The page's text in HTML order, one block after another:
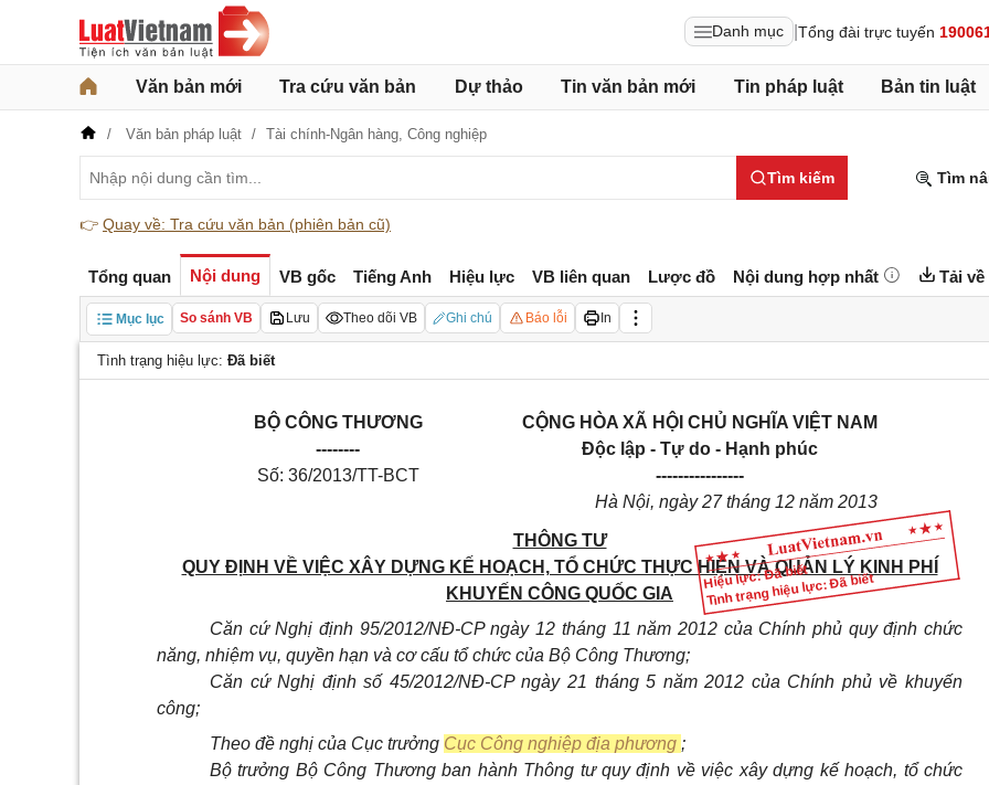
Danh mục Tổng đài trực tuyến
Văn bản mới Tra cứu văn bản Dự thảo Tin văn bản mới Tin pháp luật Bản tin luật
Văn bản pháp luật Tài chính-Ngân hàng, Công nghiệp
Tìm kiếm Tìm
👉 Quay về: Tra cứu văn bản (phiên bản cũ)
Tổng quan Nội dung VB gốc Tiếng Anh Hiệu lực VB liên quan Lược đồ Nội dung hợp nhất Tải về
Mục lục So sánh VB Lưu Theo dõi VB Ghi chú Báo lỗi In
Tình trạng hiệu lực: Đã biết
Hiệu lực: Đã biết
Tình trạng hiệu lực: Đã biết
BỘ CÔNG THƯƠNG
--------
Số: 36/2013/TT-BCT
CỘNG HÒA XÃ HỘI CHỦ NGHĨA VIỆT NAM
Độc lập - Tự do - Hạnh phúc
----------------
Hà Nội, ngày 27 tháng 12 năm 2013
THÔNG TƯ
QUY ĐỊNH VỀ VIỆC XÂY DỰNG KẾ HOẠCH, TỔ CHỨC THỰC HIỆN VÀ QUẢN LÝ KINH PHÍ
KHUYẾN CÔNG QUỐC GIA
Căn cứ Nghị định 95/2012/NĐ-CP ngày 12 tháng 11 năm 2012 của Chính phủ quy định chức
năng, nhiệm vụ, quyền hạn và cơ cấu tổ chức của Bộ Công Thương;
Căn cứ Nghị định số 45/2012/NĐ-CP ngày 21 tháng 5 năm 2012 của Chính phủ về khuyến
công;
Theo đề nghị của Cục trưởng Cục Công nghiệp địa phương ;
Bộ trưởng Bộ Công Thương ban hành Thông tư quy định về việc xây dựng kế hoạch, tổ chức